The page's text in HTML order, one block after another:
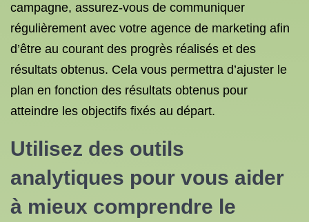
campagne, assurez-vous de communiquer
régulièrement avec votre agence de marketing afin
d’être au courant des progrès réalisés et des
résultats obtenus. Cela vous permettra d’ajuster le
plan en fonction des résultats obtenus pour
atteindre les objectifs fixés au départ.
Utilisez des outils
analytiques pour vous aider
à mieux comprendre le